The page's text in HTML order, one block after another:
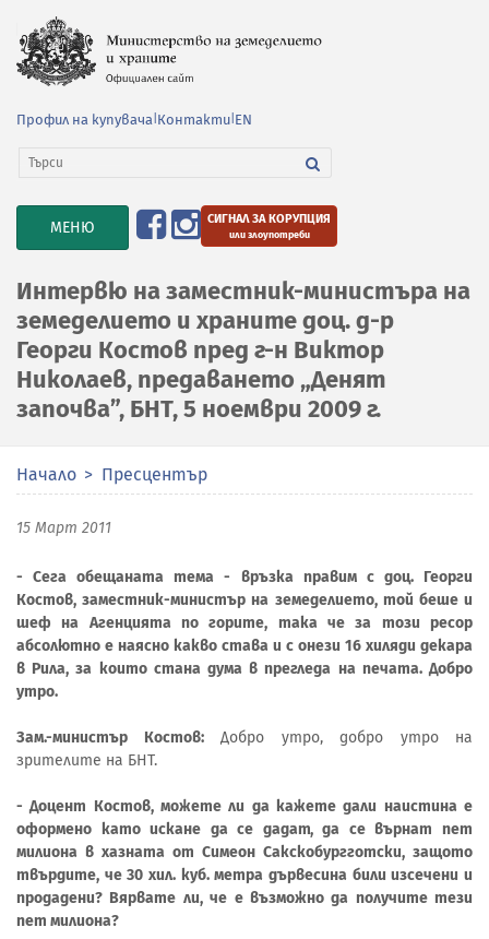
Профил на купувача Контакти EN
TOGGLE
NAVIGATION
МЕНЮ СИГНАЛ ЗА КОРУПЦИЯ
или злоупотреби
Интервю на заместник-министъра на
земеделието и храните доц. д-р
Георги Костов пред г-н Виктор
Николаев, предаването „Денят
започва”, БНТ, 5 ноември 2009 г.
Начало Пресцентър
15 Март 2011
- Сега обещаната тема - връзка правим с доц. Георги
Костов, заместник-министър на земеделието, той беше и
шеф на Агенцията по горите, така че за този ресор
абсолютно е наясно какво става и с онези 16 хиляди декара
в Рила, за които стана дума в прегледа на печата. Добро
утро.
Зам.-министър Костов:Добро утро, добро утро на
зрителите на БНТ.
- Доцент Костов, можете ли да кажете дали наистина е
оформено като искане да се дадат, да се върнат пет
милиона в хазната от Симеон Сакскобургготски, защото
твърдите, че 30 хил. куб. метра дървесина били изсечени и
продадени? Вярвате ли, че е възможно да получите тези
пет милиона?